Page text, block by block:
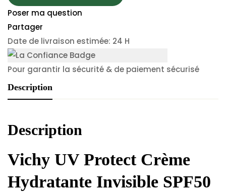
Poser ma question
Partager
Date de livraison estimée: 24 H
Pour garantir la sécurité & de paiement sécurisé
Description
Description
Vichy UV Protect Crème
Hydratante Invisible SPF50